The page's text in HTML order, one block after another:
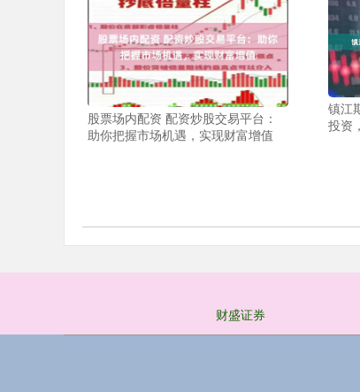
股票场内配资 配资炒股交易平台：
助你把握市场机遇，实现财富增值
镇江
投资
财盛证券